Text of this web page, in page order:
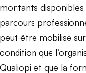
montants disponibles
parcours
peut être mobilisé
condition que
Qualiopi et que la